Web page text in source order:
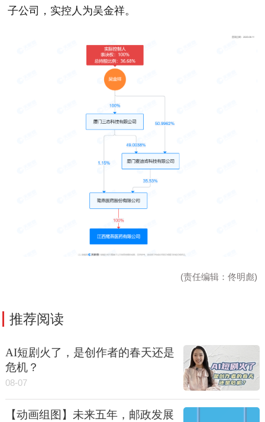
子公司，实控人为吴金祥。
(责任编辑：佟明彪)
推荐阅读
AI短剧火了，是创作者的春天还是
危机？
08-07
【动画组图】未来五年，邮政发展